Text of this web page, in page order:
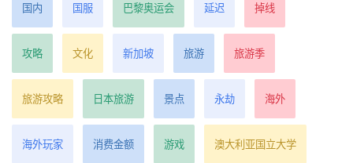
国内 国服 巴黎奥运会 延迟 掉线
攻略 文化 新加坡 旅游 旅游季
旅游攻略 日本旅游 景点 永劫 海外
海外玩家 消费金额 游戏 澳大利亚国立大学